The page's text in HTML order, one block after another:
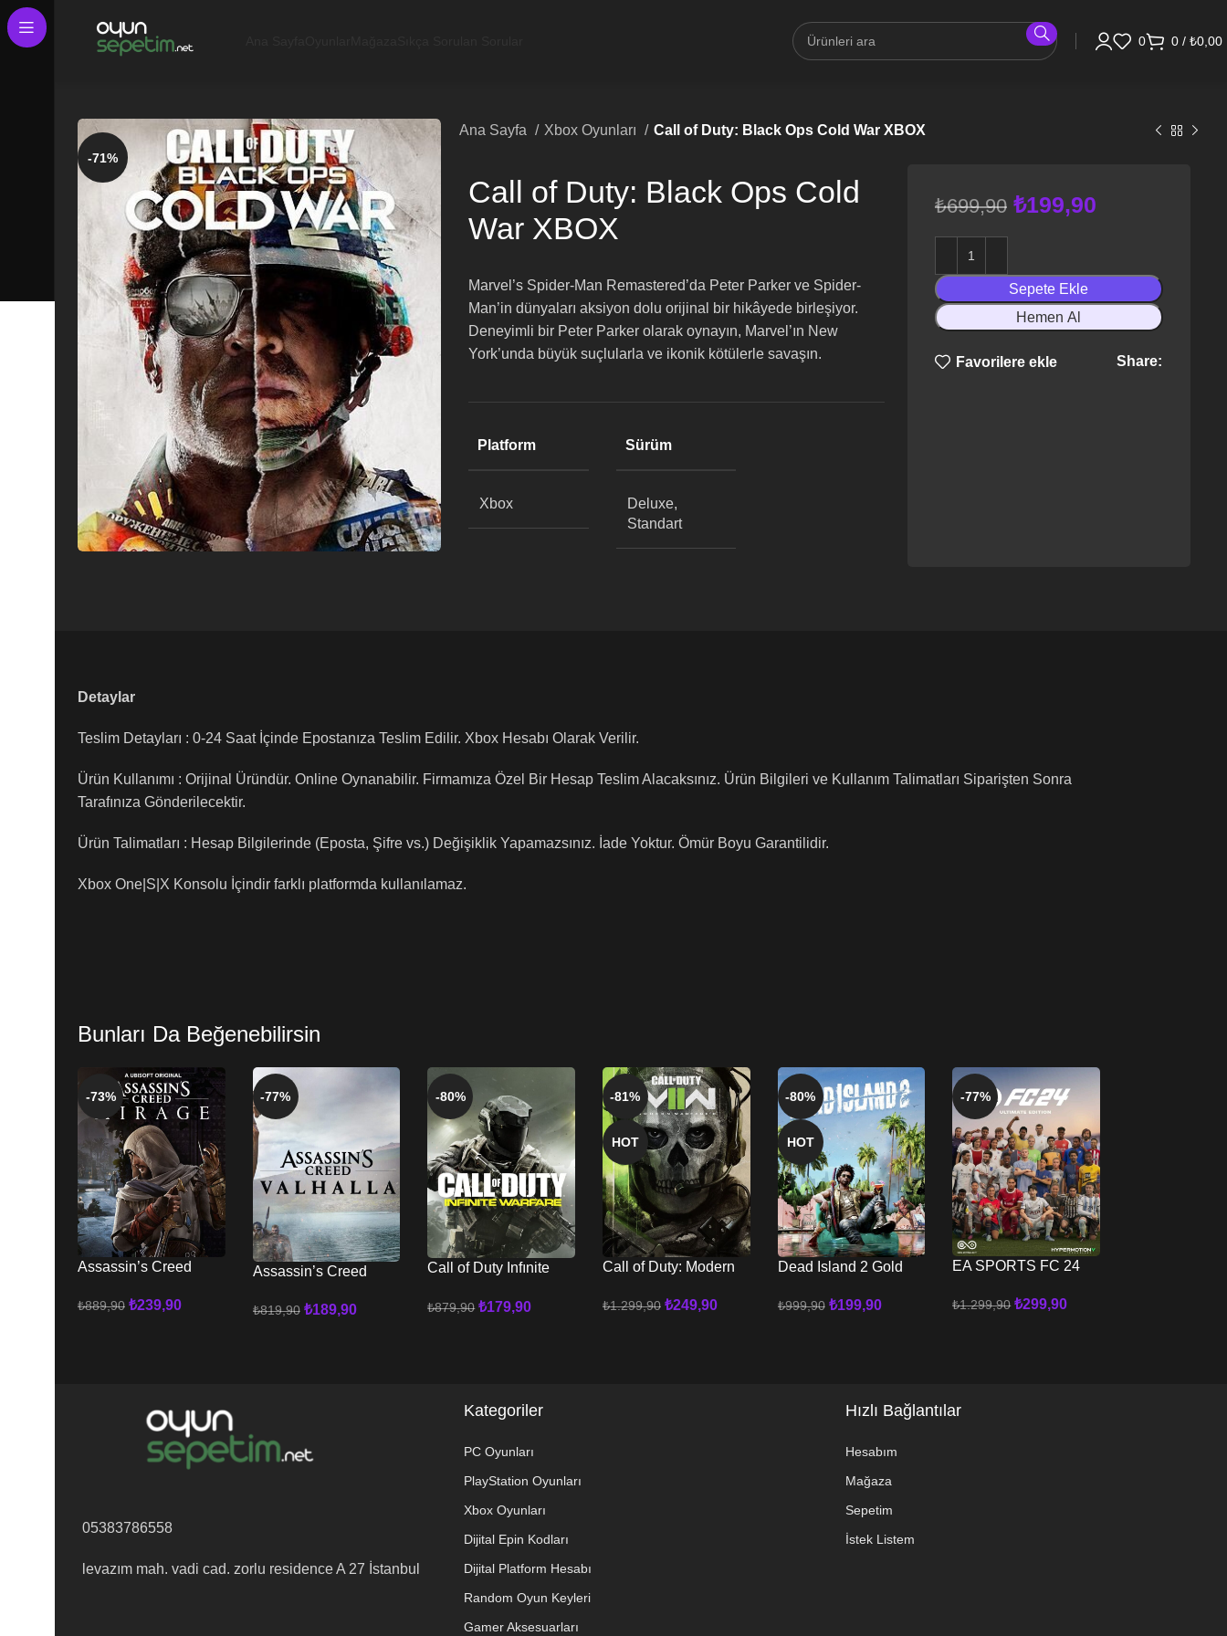
0 0 / ₺0,00
-71%
Ana Sayfa Xbox Oyunları Call of Duty: Black Ops Cold War XBOX
Call of Duty: Black Ops Cold
War XBOX
Marvel’s Spider-Man Remastered’da Peter Parker ve Spider-
Man’in dünyaları aksiyon dolu orijinal bir hikâyede birleşiyor.
Deneyimli bir Peter Parker olarak oynayın, Marvel’ın New
York’unda büyük suçlularla ve ikonik kötülerle savaşın.
Platform
Xbox
Sürüm
Deluxe,
Standart
₺699,90 ₺199,90
Sepete Ekle
Hemen Al
Favorilere ekle Share:
Detaylar
Teslim Detayları : 0-24 Saat İçinde Epostanıza Teslim Edilir. Xbox Hesabı Olarak Verilir.
Ürün Kullanımı : Orijinal Üründür. Online Oynanabilir. Firmamıza Özel Bir Hesap Teslim Alacaksınız. Ürün Bilgileri ve Kullanım Talimatları Siparişten Sonra
Tarafınıza Gönderilecektir.
Ürün Talimatları : Hesap Bilgilerinde (Eposta, Şifre vs.) Değişiklik Yapamazsınız. İade Yoktur. Ömür Boyu Garantilidir.
Xbox One|S|X Konsolu İçindir farklı platformda kullanılamaz.
Bunları Da Beğenebilirsin
-73%
Assassin’s Creed
₺889,90 ₺239,90
-77%
Assassin’s Creed
₺819,90 ₺189,90
-80%
Call of Duty Infınite
₺879,90 ₺179,90
-81%
HOT
Call of Duty: Modern
₺1.299,90 ₺249,90
-80%
HOT
Dead Island 2 Gold
₺999,90 ₺199,90
-77%
EA SPORTS FC 24
₺1.299,90 ₺299,90
05383786558
levazım mah. vadi cad. zorlu residence A 27 İstanbul
Kategoriler
PC Oyunları
PlayStation Oyunları
Xbox Oyunları
Dijital Epin Kodları
Dijital Platform Hesabı
Random Oyun Keyleri
Gamer Aksesuarları
Hızlı Bağlantılar
Hesabım
Mağaza
Sepetim
İstek Listem